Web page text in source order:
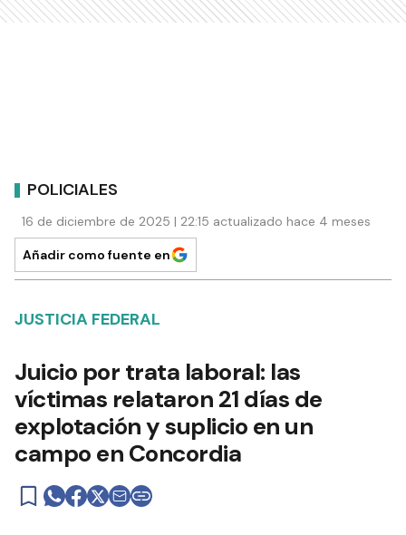
POLICIALES
16 de diciembre de 2025 | 22:15 actualizado hace 4 meses
Añadir como fuente en
JUSTICIA FEDERAL
Juicio por trata laboral: las
víctimas relataron 21 días de
explotación y suplicio en un
campo en Concordia